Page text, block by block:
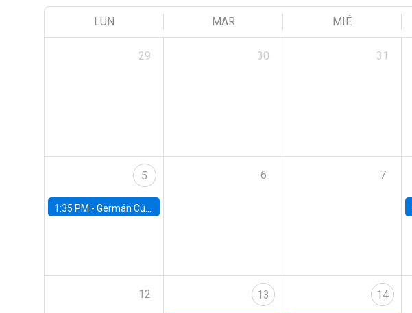
LUN MAR MIÉ
29 30 31
5
1:35 PM - Germán Cubas, University of Houston
6 7
12 13 14